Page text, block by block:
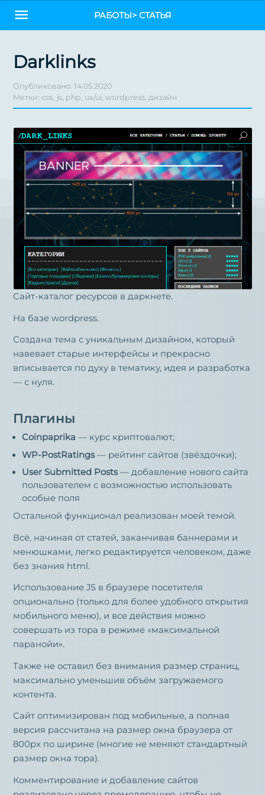
РАБОТЫ> СТАТЬЯ
Darklinks
Опубликовано:14.05.2020
Метки:css js php ux/ui wordpress дизайн
Сайт-каталог ресурсов в даркнете.
На базе wordpress.
Создана тема с уникальным дизайном, который
навевает старые интерфейсы и прекрасно
вписывается по духу в тематику, идея и разработка
— с нуля.
Плагины
Coinpaprika — курс криптовалют;
WP-PostRatings— рейтинг сайтов (звёздочки);
User Submitted Posts— добавление нового сайта
пользователем с возможностью использовать
особые поля
Остальной функционал реализован моей темой.
Всё, начиная от статей, заканчивая баннерами и
менюшками, легко редактируется человеком, даже
без знания html.
Использование JS в браузере посетителя
опционально (только для более удобного открытия
мобильного меню), и все действия можно
совершать из тора в режиме «максимальной
паранойи».
Также не оставил без внимания размер страниц,
максимально уменьшив объём загружаемого
контента.
Сайт оптимизирован под мобильные, а полная
версия рассчитана на размер окна браузера от
800px по ширине (многие не меняют стандартный
размер окна тора).
Комментирование и добавление сайтов